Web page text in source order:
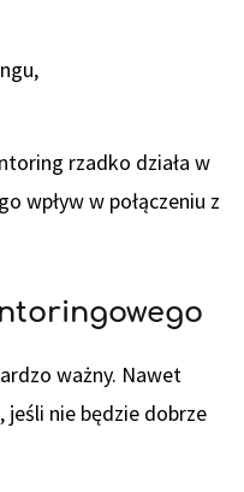
rzadko działa w
wpływ w połączeniu z
ważny. Nawet
jeśli nie będzie dobrze